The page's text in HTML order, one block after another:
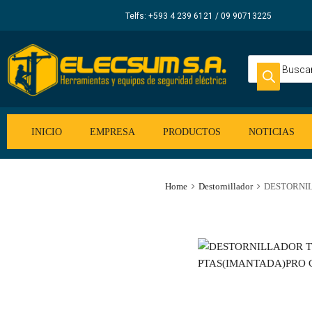
Telfs: +593 4 239 6121 / 09 90713225
INICIO EMPRESA PRODUCTOS NOTICIAS
Home Destornillador